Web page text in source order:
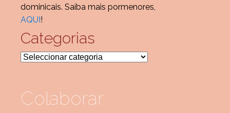
dominicais. Saiba mais pormenores,
AQUI !
Categorias
Categorias
Colaborar